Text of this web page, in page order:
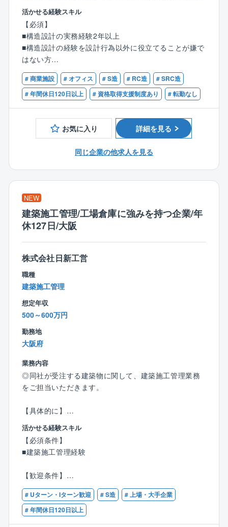
※入社時はご経験やスキルに合わせて業務を設定し、
徐々に業務の幅を広げていただきます。
※改装店舗の現地確認のため、月0〜1回程度の出張が発
生します。（基本的に日帰りまたは1～2泊程度）
※上記が部門業務となりますが、ご入社いただく方のス
キルに合わせて、最初の業務を設定します。
徐々に業務の幅を広げていただき、将来的にはお一人
で対応いただけるようスキルアップいただければと考
えています。
■働き方
・改装店舗の現地確認が必要な場合だけ出張が発生し
営業のため）
稀に部門メンバーが電話対応する必要もありますが、
月に数回ぐらいですので、土日祝はお休みいただけま
ただし、今回新たにお一人ご入社していただくこと
で業務の分担ができ、20時間程度に減らせる見込みで
す。
■ ミッション
グループ全体で1,100店舗を超える店舗（ほぼ365日営
業）が、常に最高の状態で稼働し続けられる環境を維
持すること。日々の安定稼働を確保するために、コス
えるインフラ管理のプロフェッショナル集団となるこ
と。
設計者に対して基礎工法を提案していただきます。
【新規事業について】
同社は、建築物の基礎工法選定とコスト最適化を「中
立的な立場」で支援する、日本でも前例の少ない専門
サービスを展開しています。建物の用途・規模・立地
に応じた最適な基礎工法の選定は、設計現場において
も高度な判断を要する領域です。
「コストを抑えたいが判断基準がない」
「検討に十分な時間が取れない」
「地域特性や商慣習が分からない」
そうした課題に対し、構造設計者の立場から本質的な
解決策を提供しています。
特に、杭基礎に特化したコンサルティングは、日本国
内でも極めて希少なポジションです。
特定の工法や業者に依存しない独立した立場だからこ
そ、クライアントにとって最適な意思決定を支援する
ことが可能です。
1件の提案が数千万円～数億円規模のコスト削減につな
がるケースも多く、技術担当としての介在価値や社会
的インパクトをダイレクトに実感できる環境です。
【入社後について】
初めは上司の補助として業務に慣れていただきます。
基礎工法の比較表を作成するといった業務もあります
事業の本質としては基礎工法のコンサルティングにな
ります。
構造設計の経験があれば、あとは業務を通じて知識を
深めていただきます。
■配属先情報
（札幌・東京・大阪に拠点を置き、緊密に連携しなが
ら業務を推進しています）
現在、積極的に採用を進めている拠点は、マネジメン
ト体制の強化・拡充を見据え、大阪事務所となってお
■教育制度、資格補助
自学支援として、大手資格学校の構造設計講習を会社
負担で参加することができるなど、技術向上は構造事
務所として極めて重要な課題であるとの認識を持ち
活かせる経験スキル
【必須】
■構造設計の実務経験2年以上
■構造設計の経験を設計行為以外に役立てることが嫌で
はない方
【歓迎】
■一級建築士
■構造設計一級建築士
【求める人物像】
■真面目に楽しく仕事に向き合える方
仕事はちゃんとやるが多少のユーモアもある方が理想
していただきたいと思っています。
■自分の仕事の幅を狭めない方
例えば、技術的な知識の習得、マネジメントスキルの
# 商業施設 # オフィス # S造 # RC造
# SRC造
# 年間休日120日以上
# 資格取得支援制度あり # 転勤なし
お気に入り 詳細を見る
同じ企業の他求人を見る
NEW
建築施工管理/工場倉庫に強みを持つ企業/年
休127日/大阪
株式会社日新工営
職種
建築施工管理
想定年収
500～600万円
勤務地
大阪府
業務内容
◎同社が受注する建築物に関して、建築施工管理業務
をご担当いただきます。
【具体的に】
■同社が得意とする、食品関係の生産施設(工場、倉庫)
をはじめ、医療施設、学校、マンション、オフィスビ
ルなど様々な建築物の新築及び改修工事をご担当いた
だきます。
その半数以上が既存の企業からの受注となるため、改
修工事が案件の多くを占めています。
■最近では新規開拓での受注にも力を入れ、質の高い施
工により新たなお得意様の獲得を目指しております。
活かせる経験スキル
【必須条件】
■建築施工管理経験
【歓迎条件】
■建築学科卒業
■建築施工管理技士の資格
# Uターン・Iターン歓迎 # S造
# 上場・大手企業
# 年間休日120日以上